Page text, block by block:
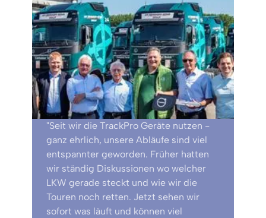
"Seit wir die TrackPro Geräte nutzen -
ganz ehrlich, unsere Abläufe sind viel
entspannter geworden. Früher hatten
wir ständig Diskussionen wo welcher
LKW gerade steckt und wie wir die
Touren noch retten. Jetzt sehen wir
sofort was läuft und können viel